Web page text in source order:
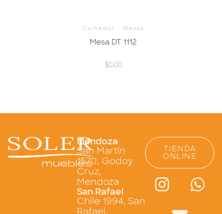
Comedor / Mesas
Mesa DT 1112
$0.00
Mendoza
San Martín
1570, Godoy
Cruz,
Mendoza
San Rafael
Chile 1994, San
TIENDA
ONLINE